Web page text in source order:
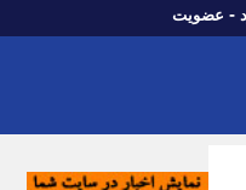
- عضویت